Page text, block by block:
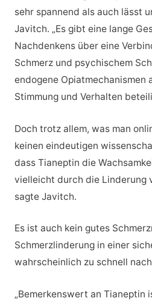
sehr spannend als auch lässt
Javitch. „Es gibt eine lange
Nachdenkens über eine
Schmerz und psychischem
endogene Opiatmechanismen
Stimmung und Verhalten
Doch trotz allem, was man
keinen eindeutigen
dass Tianeptin die
vielleicht durch die Linderung
sagte Javitch.
Es ist auch kein gutes
Schmerzlinderung in einer
wahrscheinlich zu schnell
„Bemerkenswert an Tianeptin